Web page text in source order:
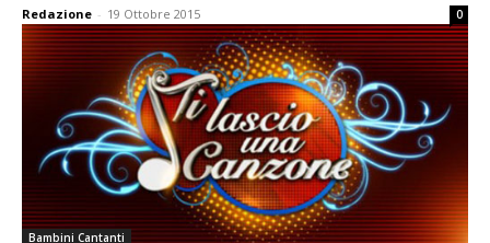
Redazione - 19 Ottobre 2015 0
Bambini Cantanti